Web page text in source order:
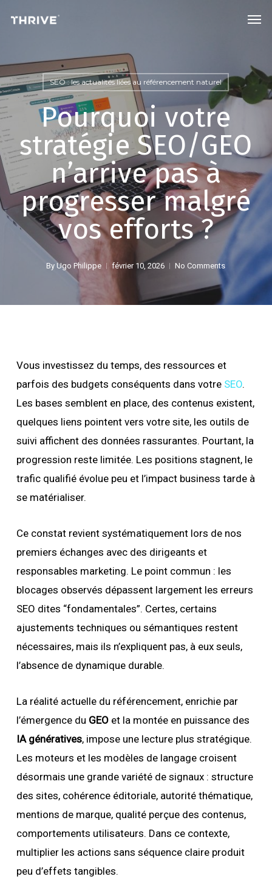
content
SEO : les actualités liées au référencement naturel
Pourquoi votre
stratégie SEO/GEO
n’arrive pas à
progresser malgré
vos efforts ?
By Ugo Philippe février 10, 2026 No Comments
Vous investissez du temps, des ressources et
parfois des budgets conséquents dans votre SEO.
Les bases semblent en place, des contenus existent,
quelques liens pointent vers votre site, les outils de
suivi affichent des données rassurantes. Pourtant, la
progression reste limitée. Les positions stagnent, le
trafic qualifié évolue peu et l’impact business tarde à
se matérialiser.
Ce constat revient systématiquement lors de nos
premiers échanges avec des dirigeants et
responsables marketing. Le point commun : les
blocages observés dépassent largement les erreurs
SEO dites “fondamentales”. Certes, certains
ajustements techniques ou sémantiques restent
nécessaires, mais ils n’expliquent pas, à eux seuls,
l’absence de dynamique durable.
La réalité actuelle du référencement, enrichie par
l’émergence du GEOet la montée en puissance des
IA génératives, impose une lecture plus stratégique.
Les moteurs et les modèles de langage croisent
désormais une grande variété de signaux : structure
des sites, cohérence éditoriale, autorité thématique,
mentions de marque, qualité perçue des contenus,
comportements utilisateurs. Dans ce contexte,
multiplier les actions sans séquence claire produit
peu d’effets tangibles.